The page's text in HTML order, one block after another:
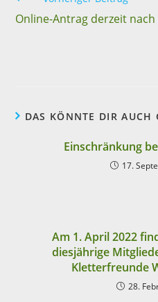
Online-Antrag derzeit
DAS KÖNNTE DIR AUCH
Einschränkung
17.
Am 1. April 2022
diesjährige
Kletterfreunde
28.